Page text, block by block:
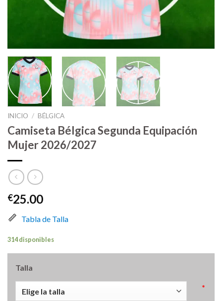
INICIO / BÉLGICA
Camiseta Bélgica Segunda Equipación
Mujer 2026/2027
€25.00
Tabla de Talla
314 disponibles
Talla
*